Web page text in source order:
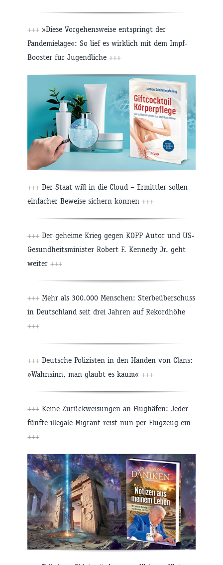
+++ »Diese Vorgehensweise entspringt der
Pandemielage«: So lief es wirklich mit dem Impf-
Booster für Jugendliche +++
+++ Der Staat will in die Cloud – Ermittler sollen
einfacher Beweise sichern können +++
+++ Der geheime Krieg gegen KOPP Autor und US-
Gesundheitsminister Robert F. Kennedy Jr. geht
weiter +++
+++ Mehr als 300.000 Menschen: Sterbeüberschuss
in Deutschland seit drei Jahren auf Rekordhöhe
+++
+++ Deutsche Polizisten in den Händen von Clans:
»Wahnsinn, man glaubt es kaum« +++
+++ Keine Zurückweisungen an Flughäfen: Jeder
fünfte illegale Migrant reist nun per Flugzeug ein
+++